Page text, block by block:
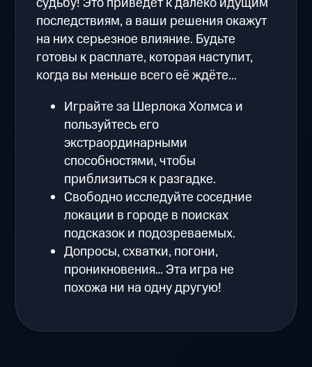
последствиям, а ваши решения окажут
на них серьезное влияние. Будьте
готовы к расплате, которая наступит,
когда вы меньше всего её ждёте...
Играйте за Шерлока Холмса и
пользуйтесь его
экстраординарными
способностями, чтобы
приблизиться к разгадке.
Свободно исследуйте соседние
локации в городе в поисках
подсказок и подозреваемых.
Допросы, схватки, погони,
проникновения… Эта игра не
похожа ни на одну другую!